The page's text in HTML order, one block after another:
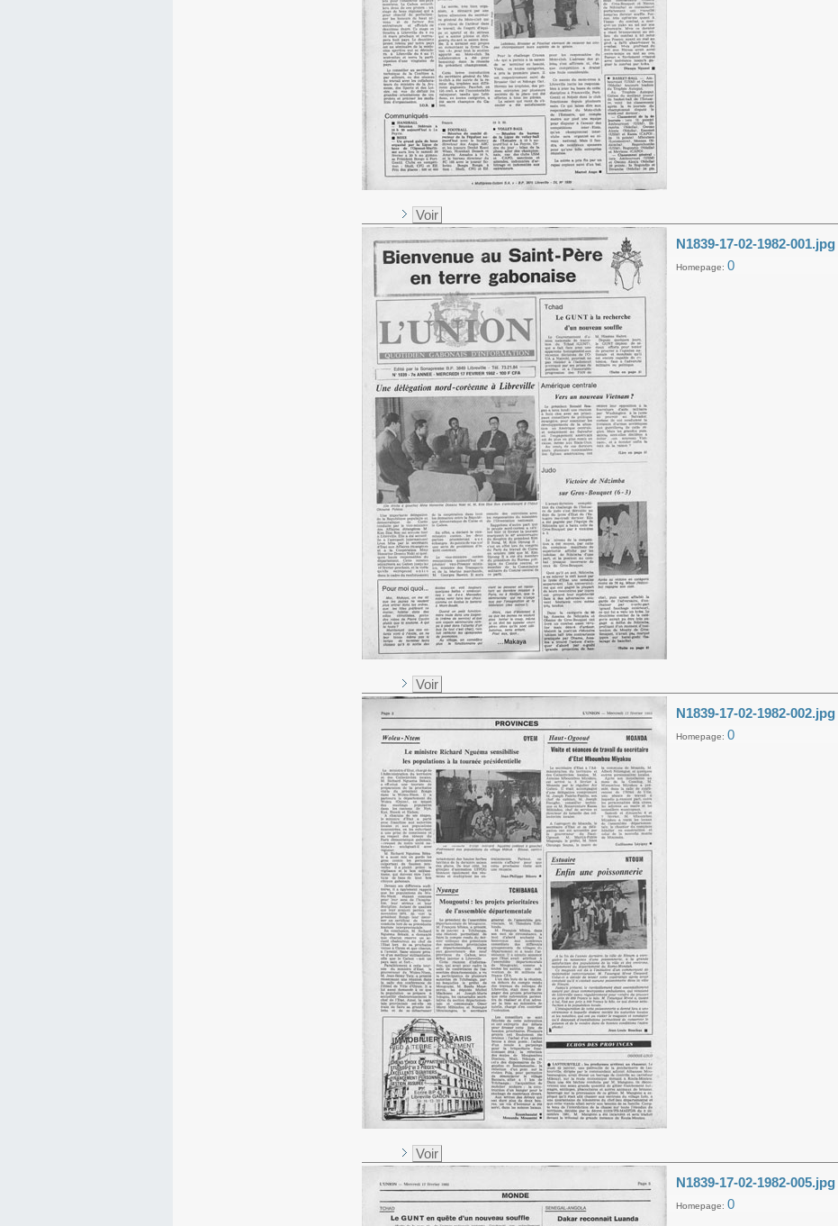
Voir
N1839-17-02-1982-001.jpg
Homepage: 0
Voir
N1839-17-02-1982-002.jpg
Homepage: 0
Voir
N1839-17-02-1982-005.jpg
Homepage: 0